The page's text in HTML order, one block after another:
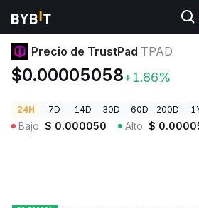
Precios de Criptomonedas Precio de
Precio de TrustPad TPAD
$0.00005058+1.86%
24H 7D 14D 30D 60D 200D
Bajo $ 0.000050 Alto $